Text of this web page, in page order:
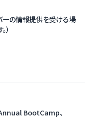
の情報提供を受ける場
）
BootCamp、